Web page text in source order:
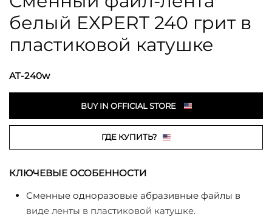
белый EXPERT 240 грит в
пластиковой катушке
AT-240w
BUY IN OFFICIAL STORE
ГДЕ КУПИТЬ?
КЛЮЧЕВЫЕ ОСОБЕННОСТИ
Сменные одноразовые абразивные файлы в
виде ленты в пластиковой катушке.